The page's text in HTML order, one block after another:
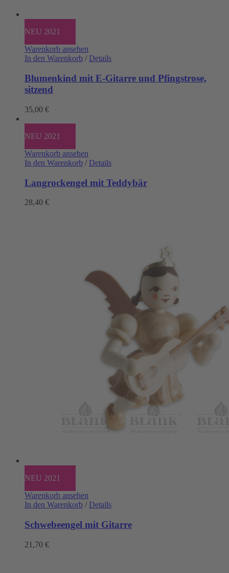
NEU 2021
Warenkorb ansehen
In den Warenkorb / Details
Blumenkind mit E-Gitarre und Pfingstrose,
sitzend
35,00 €
NEU 2021
Warenkorb ansehen
In den Warenkorb / Details
Langrockengel mit Teddybär
28,40 €
NEU 2021
Warenkorb ansehen
In den Warenkorb / Details
Schwebeengel mit Gitarre
21,70 €